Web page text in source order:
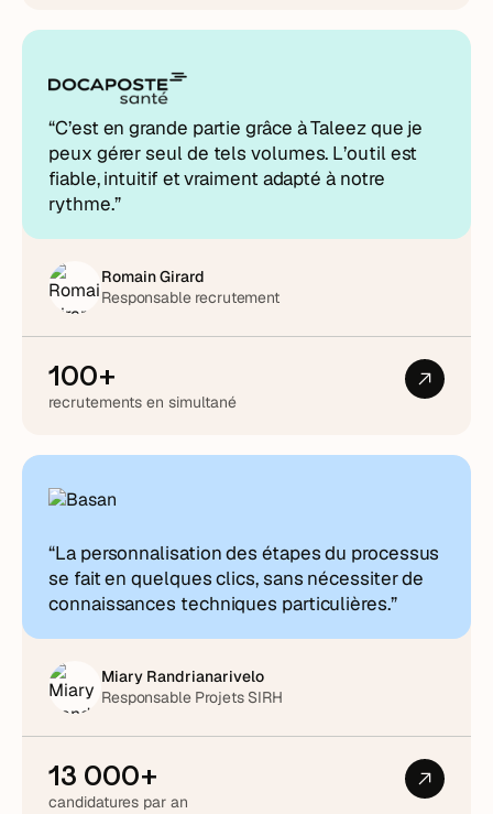
“C’est en grande partie grâce à Taleez que je
peux gérer seul de tels volumes. L’outil est
fiable, intuitif et vraiment adapté à notre
rythme.”
Romain Girard
Responsable recrutement
100+
recrutements en simultané
“La personnalisation des étapes du processus
se fait en quelques clics, sans nécessiter de
connaissances techniques particulières.”
Miary Randrianarivelo
Responsable Projets SIRH
13 000+
candidatures par an